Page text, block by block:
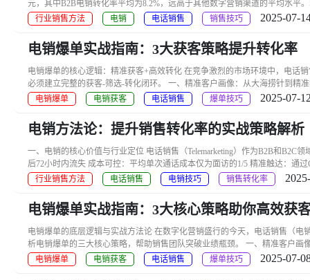
元，其中B2B电销转化率平均为8.2%，远高于其他数字营销渠道的平均水平
行业销售方法
电销 电话销售 销售技巧 2025-07-
电销爆单实战指南：3大获客策略提升转化率
电销爆单的核心逻辑：精准获客+高效转化 在竞争激烈的市场环境中，电话
必须建立完整的获客-筛选-转化闭环。 一、精准客户画像：从大海捞针到精
电销爆单
电销获客 电话销售 爆单技巧 2025-07-
电销方法论：提升销售转化率的实战策略解析
一、电销的核心价值与行业定位 电话销售（Telemarketing）作为B2B和B2C
后72小时内流失 成本可控：平均单次通话成本仅为面访的1/5 精准触达：通
行业销售方法
电话销售 电销技巧 销售转化率
电销爆单实战指南：3大核心策略助你高效获
电销爆单的底层逻辑与实战方法论 在数字化营销盛行的今天，电话销售（
析电销爆单的三大核心策略，帮助销售团队突破业绩瓶颈。 一、精准客户画
电销爆单
电销获客 电话销售 爆单技巧 2025-07-